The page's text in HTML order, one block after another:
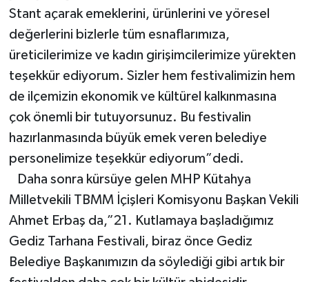
Stant açarak emeklerini, ürünlerini ve yöresel
değerlerini bizlerle tüm esnaflarımıza,
üreticilerimize ve kadın girişimcilerimize yürekten
teşekkür ediyorum. Sizler hem festivalimizin hem
de ilçemizin ekonomik ve kültürel kalkınmasına
çok önemli bir tutuyorsunuz. Bu festivalin
hazırlanmasında büyük emek veren belediye
personelimize teşekkür ediyorum”dedi.
Daha sonra kürsüye gelen MHP Kütahya
Milletvekili TBMM İçişleri Komisyonu Başkan Vekili
Ahmet Erbaş da,”21. Kutlamaya başladığımız
Gediz Tarhana Festivali, biraz önce Gediz
Belediye Başkanımızın da söylediği gibi artık bir